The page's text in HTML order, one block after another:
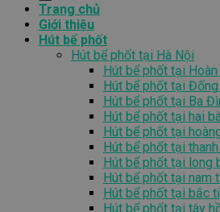
Trang chủ
Giới thiệu
Hút bể phốt
Hút bể phốt tại Hà Nội
Hút bể phốt tại Hoàn
Hút bể phốt tại
Hút bể phốt tại Ba
Hút bể phốt tại hai
Hút bể phốt tại
Hút bể phốt tại thanh
Hút bể phốt tại long
Hút bể phốt tại nam
Hút bể phốt tại bắc
Hút bể phốt tại tây